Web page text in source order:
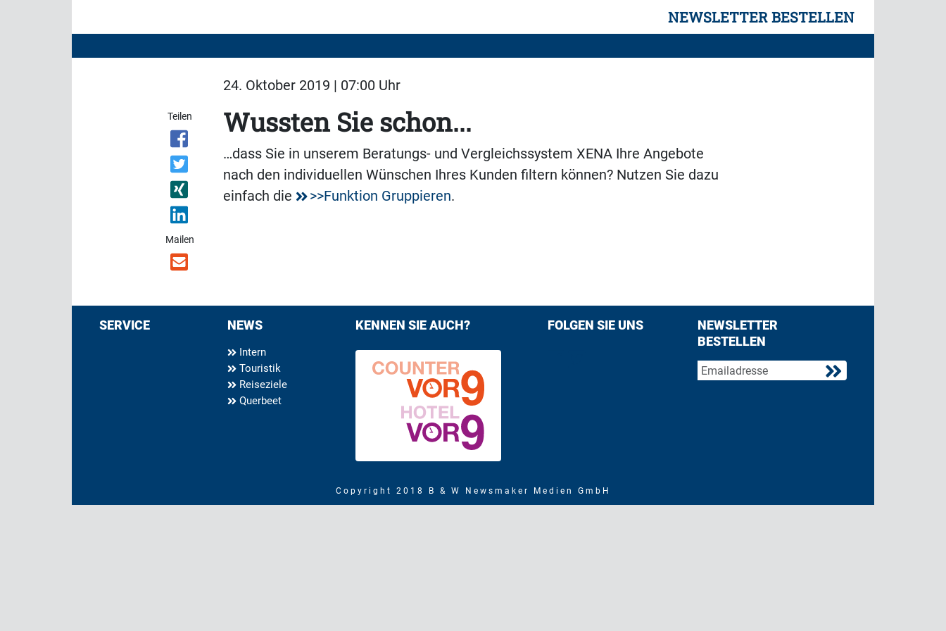
NEWSLETTER BESTELLEN
24. Oktober 2019 | 07:00 Uhr
Teilen
Mailen
Wussten Sie schon...
…dass Sie in unserem Beratungs- und Vergleichssystem XENA Ihre Angebote
nach den individuellen Wünschen Ihres Kunden filtern können? Nutzen Sie dazu
einfach die
>>Funktion Gruppieren.
SERVICE NEWS
Intern
Touristik
Reiseziele
Querbeet
KENNEN SIE AUCH? FOLGEN SIE UNS
NEWSLETTER
BESTELLEN
Copyright 2018 B & W Newsmaker Medien GmbH